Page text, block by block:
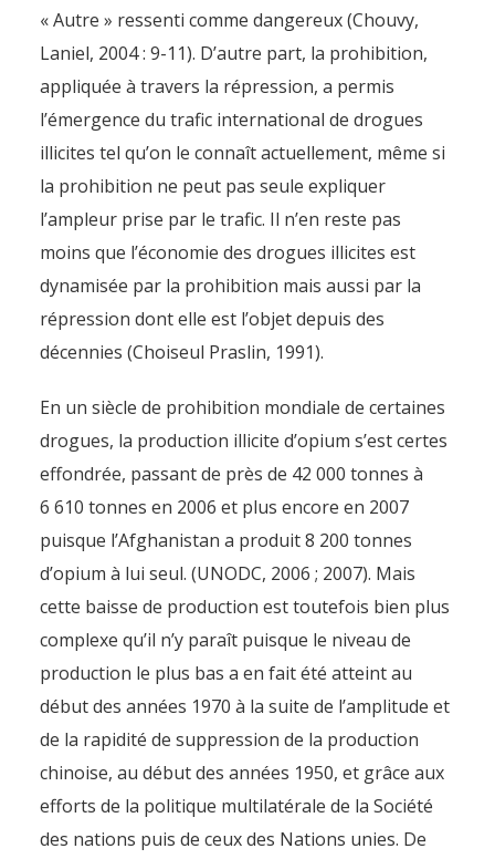
« Autre » ressenti comme dangereux (Chouvy,
Laniel, 2004 : 9-11). D’autre part, la prohibition,
appliquée à travers la répression, a permis
l’émergence du trafic international de drogues
illicites tel qu’on le connaît actuellement, même si
la prohibition ne peut pas seule expliquer
l’ampleur prise par le trafic. Il n’en reste pas
moins que l’économie des drogues illicites est
dynamisée par la prohibition mais aussi par la
répression dont elle est l’objet depuis des
décennies (Choiseul Praslin, 1991).
En un siècle de prohibition mondiale de certaines
drogues, la production illicite d’opium s’est certes
effondrée, passant de près de 42 000 tonnes à
6 610 tonnes en 2006 et plus encore en 2007
puisque l’Afghanistan a produit 8 200 tonnes
d’opium à lui seul. (UNODC, 2006 ; 2007). Mais
cette baisse de production est toutefois bien plus
complexe qu’il n’y paraît puisque le niveau de
production le plus bas a en fait été atteint au
début des années 1970 à la suite de l’amplitude et
de la rapidité de suppression de la production
chinoise, au début des années 1950, et grâce aux
efforts de la politique multilatérale de la Société
des nations puis de ceux des Nations unies. De